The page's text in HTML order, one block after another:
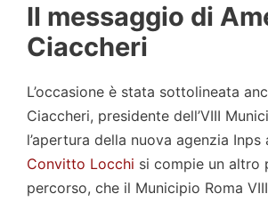
Il messaggio di
Ciaccheri
L’occasione è stata sottolineata
Ciaccheri, presidente dell’VIII
l’apertura della nuova agenzia Inps
Convitto Locchi si compie un altro
percorso, che il Municipio Roma